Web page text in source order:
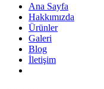
Ana Sayfa
Hakkımızda
Ürünler
Galeri
Blog
İletişim